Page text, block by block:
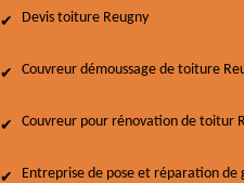
Devis toiture Reugny
Couvreur démoussage de toiture
Couvreur pour rénovation de toitur
Entreprise de pose et réparation